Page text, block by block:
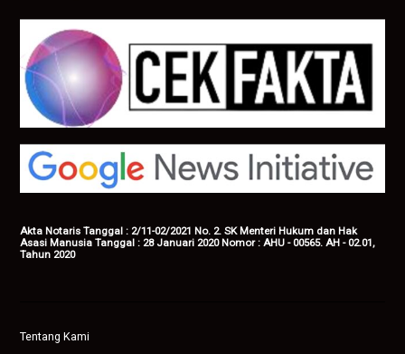
Akta Notaris Tanggal : 2/11-02/2021 No. 2. SK Menteri Hukum dan Hak
Asasi Manusia Tanggal : 28 Januari 2020 Nomor : AHU - 00565. AH - 02.01,
Tahun 2020
Tentang Kami